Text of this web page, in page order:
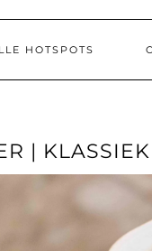
HOTSPOTS
|